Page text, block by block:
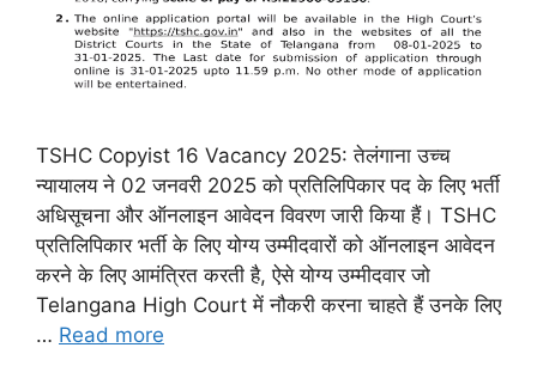
TSHC Copyist 16 Vacancy 2025: तेलंगाना उच्च
न्यायालय ने 02 जनवरी 2025 को प्रतिलिपिकार पद के लिए भर्ती
अधिसूचना और ऑनलाइन आवेदन विवरण जारी किया हैं। TSHC
प्रतिलिपिकार भर्ती के लिए योग्य उम्मीदवारों को ऑनलाइन आवेदन
करने के लिए आमंत्रित करती है, ऐसे योग्य उम्मीदवार जो
Telangana High Court में नौकरी करना चाहते हैं उनके लिए
… Read more